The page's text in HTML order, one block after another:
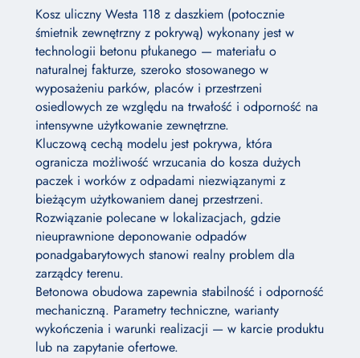
Kosz uliczny Westa 118 z daszkiem (potocznie
śmietnik zewnętrzny z pokrywą) wykonany jest w
technologii betonu płukanego — materiału o
naturalnej fakturze, szeroko stosowanego w
wyposażeniu parków, placów i przestrzeni
osiedlowych ze względu na trwałość i odporność na
intensywne użytkowanie zewnętrzne.
Kluczową cechą modelu jest pokrywa, która
ogranicza możliwość wrzucania do kosza dużych
paczek i worków z odpadami niezwiązanymi z
bieżącym użytkowaniem danej przestrzeni.
Rozwiązanie polecane w lokalizacjach, gdzie
nieuprawnione deponowanie odpadów
ponadgabarytowych stanowi realny problem dla
zarządcy terenu.
Betonowa obudowa zapewnia stabilność i odporność
mechaniczną. Parametry techniczne, warianty
wykończenia i warunki realizacji — w karcie produktu
lub na zapytanie ofertowe.